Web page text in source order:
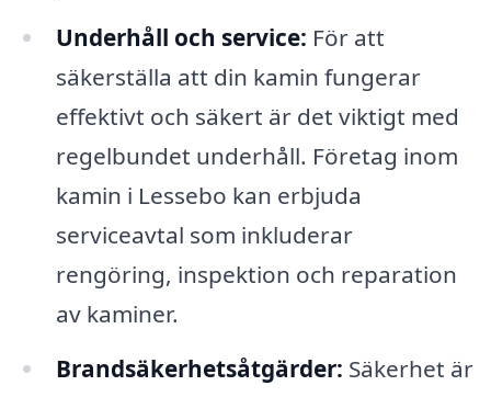
Underhåll och service: För att
säkerställa att din kamin fungerar
effektivt och säkert är det viktigt med
regelbundet underhåll. Företag inom
kamin i Lessebo kan erbjuda
serviceavtal som inkluderar
rengöring, inspektion och reparation
av kaminer.
Brandsäkerhetsåtgärder: Säkerhet är